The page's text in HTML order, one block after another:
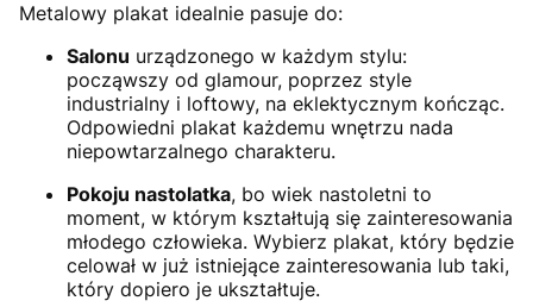
Metalowy plakat idealnie pasuje do:
Salonu urządzonego w każdym stylu:
począwszy od glamour, poprzez style
industrialny i loftowy, na eklektycznym kończąc.
Odpowiedni plakat każdemu wnętrzu nada
niepowtarzalnego charakteru.
Pokoju nastolatka, bo wiek nastoletni to
moment, w którym kształtują się zainteresowania
młodego człowieka. Wybierz plakat, który będzie
celował w już istniejące zainteresowania lub taki,
który dopiero je ukształtuje.